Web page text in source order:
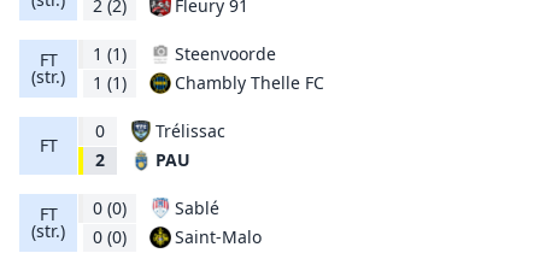
2 (2)
Fleury 91
FT
(str.)
1 (1)
1 (1)
Steenvoorde
Chambly Thelle FC
FT
0
2
Trélissac
PAU
FT
(str.)
0 (0)
0 (0)
Sablé
Saint-Malo